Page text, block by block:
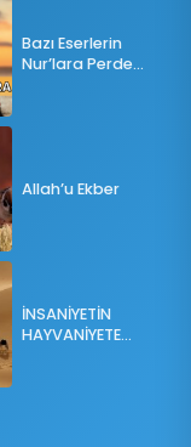
Bazı Eserlerin
Nur’lara Perde
Allah’u Ekber
İNSANİYETİN
HAYVANİYETE